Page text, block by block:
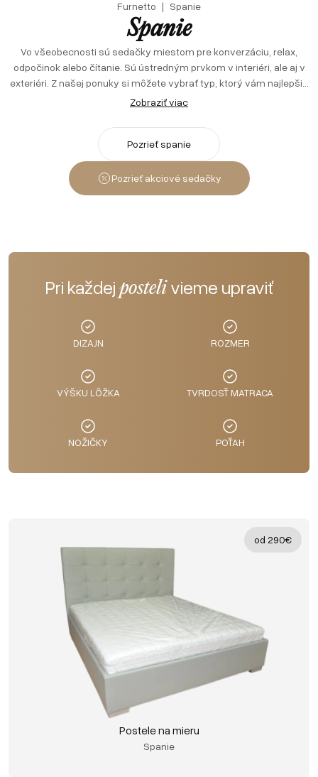
Furnetto Spanie
Spanie
Vo všeobecnosti sú sedačky miestom pre konverzáciu, relax,
odpočinok alebo čítanie. Sú ústredným prvkom v interiéri, ale aj v
exteriéri. Z našej ponuky si môžete vybrať typ, ktorý vám najlepšie
vyhovuje vzhľadom na polohu, cenu alebo estetický dojem.
malých miestnostiach a vždy ste pripravení na nečakané
návštevy. Každá z nich totiž môže mať spacie lôžko alebo miesto
na uloženie potrebných vecí. Sedačka bude kus nábytku, ktorý
charakterizuje váš štýl. Preto vyberajte veľmi starostlivo.
Rozhodnúť sa môžete pre klasické typy, atypické tvary, ale aj
Zobraziť viac
Pozrieť spanie
Pozrieť akciové sedačky
Pri každejpostelivieme upraviť
DIZAJN ROZMER
VÝŠKU LÔŽKA TVRDOSŤ MATRACA
NOŽIČKY POŤAH
od 290€
Postele na mieru
Spanie